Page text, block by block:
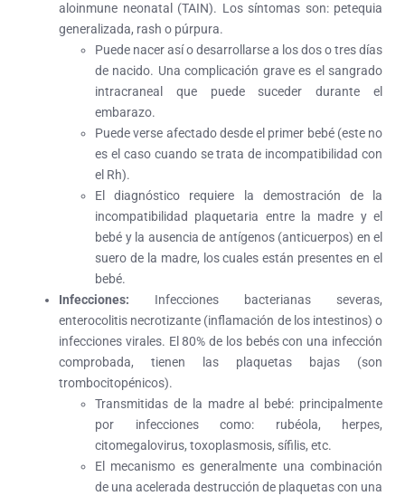
aloinmune neonatal (TAIN). Los síntomas son: petequia
generalizada, rash o púrpura.
Puede nacer así o desarrollarse a los dos o tres días
de nacido. Una complicación grave es el sangrado
intracraneal que puede suceder durante el
embarazo.
Puede verse afectado desde el primer bebé (este no
es el caso cuando se trata de incompatibilidad con
el Rh).
El diagnóstico requiere la demostración de la
incompatibilidad plaquetaria entre la madre y el
bebé y la ausencia de antígenos (anticuerpos) en el
suero de la madre, los cuales están presentes en el
bebé.
Infecciones: Infecciones bacterianas severas,
enterocolitis necrotizante (inflamación de los intestinos) o
infecciones virales. El 80% de los bebés con una infección
comprobada, tienen las plaquetas bajas (son
trombocitopénicos).
Transmitidas de la madre al bebé: principalmente
por infecciones como: rubéola, herpes,
citomegalovirus, toxoplasmosis, sífilis, etc.
El mecanismo es generalmente una combinación
de una acelerada destrucción de plaquetas con una